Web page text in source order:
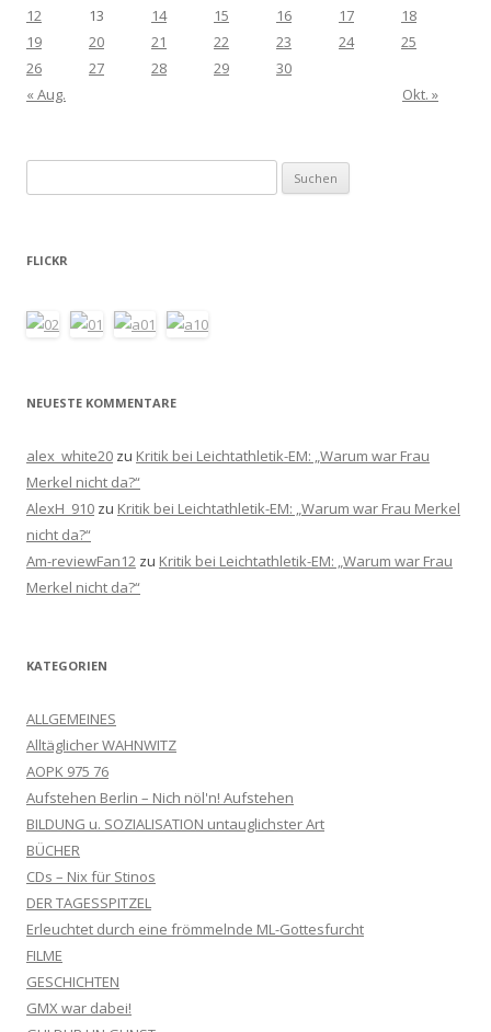
12
13 14 15 16 17
18
19
20 21 22 23 24
25
26
27 28 29
30
« Aug.
Okt. »
nach:
FLICKR
NEUESTE KOMMENTARE
alex_white20 zu Kritik bei Leichtathletik-EM: „Warum war Frau
Merkel nicht da?“
AlexH_910 zu Kritik bei Leichtathletik-EM: „Warum war Frau Merkel
nicht da?“
Am-reviewFan12 zu Kritik bei Leichtathletik-EM: „Warum war Frau
Merkel nicht da?“
KATEGORIEN
ALLGEMEINES
Alltäglicher WAHNWITZ
AOPK 975 76
Aufstehen Berlin – Nich nöl'n! Aufstehen
BILDUNG u. SOZIALISATION untauglichster Art
BÜCHER
CDs – Nix für Stinos
DER TAGESSPITZEL
Erleuchtet durch eine frömmelnde ML-Gottesfurcht
FILME
GESCHICHTEN
GMX war dabei!